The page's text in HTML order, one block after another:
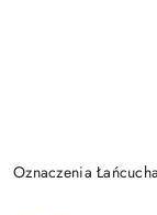
Oznaczenia